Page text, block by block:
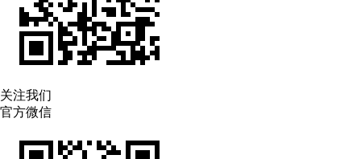
关注我们
官方微信